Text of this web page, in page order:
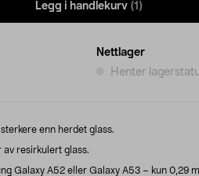
Legg i handlekurv (1)
Nettlager
Henter
enn herdet glass.
av resirkulert glass.
Galaxy A52 eller Galaxy A53 – kun 0,29